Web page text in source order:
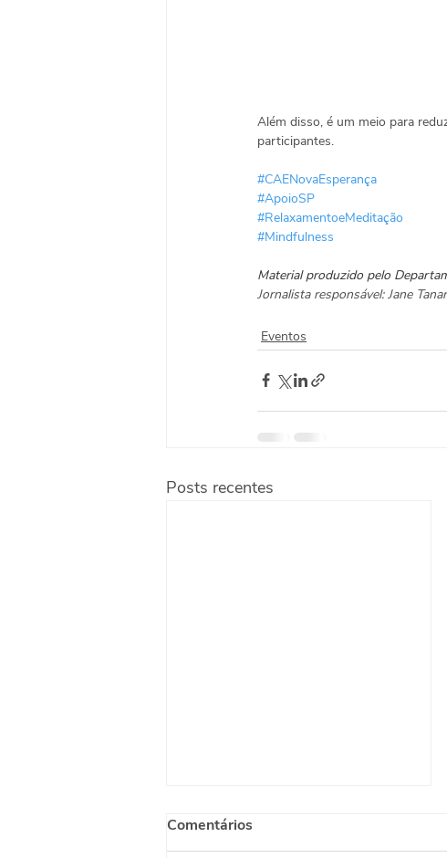
Além disso, é um meio para
participantes.
#CAENovaEsperança
#ApoioSP
#RelaxamentoeMeditação
#Mindfulness
Material produzido pelo
Jornalista responsável: Jane
Eventos
Posts recentes
Comentários